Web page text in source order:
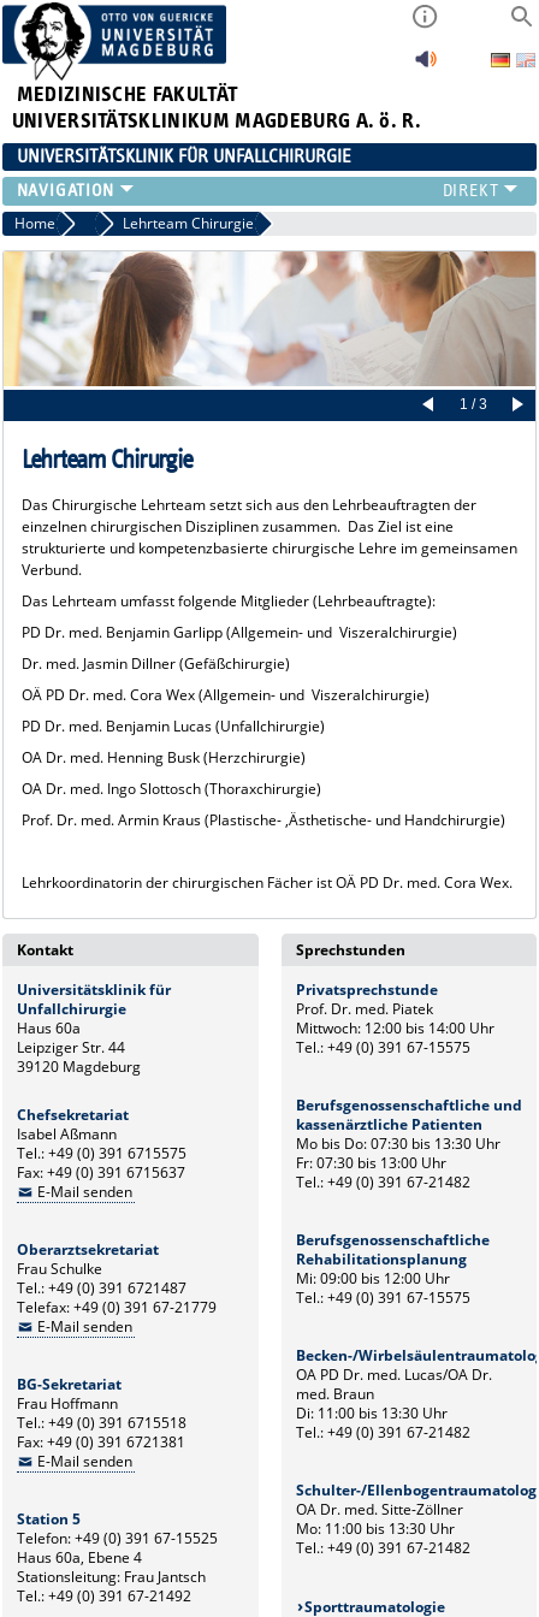
MEDIZINISCHE FAKULTÄT
UNIVERSITÄTSKLINIKUM MAGDEBURG A. ö. R.
UNIVERSITÄTSKLINIK FÜR UNFALLCHIRURGIE
KLINIK
PATIENTEN
ZUWEISER
LEHRE
WEITERBILDUNG
FORSCHUNG
Home Lehre Lehrteam Chirurgie
1 / 3
Lehrteam Chirurgie
Das Chirurgische Lehrteam setzt sich aus den Lehrbeauftragten der
einzelnen chirurgischen Disziplinen zusammen. Das Ziel ist eine
strukturierte und kompetenzbasierte chirurgische Lehre im gemeinsamen
Verbund.
Das Lehrteam umfasst folgende Mitglieder (Lehrbeauftragte):
PD Dr. med. Benjamin Garlipp (Allgemein- und Viszeralchirurgie)
Dr. med. Jasmin Dillner (Gefäßchirurgie)
OÄ PD Dr. med. Cora Wex (Allgemein- und Viszeralchirurgie)
PD Dr. med. Benjamin Lucas (Unfallchirurgie)
OA Dr. med. Henning Busk (Herzchirurgie)
OA Dr. med. Ingo Slottosch (Thoraxchirurgie)
Prof. Dr. med. Armin Kraus (Plastische- ,Ästhetische- und Handchirurgie)
Lehrkoordinatorin der chirurgischen Fächer ist OÄ PD Dr. med. Cora Wex.
Kontakt
Universitätsklinik für
Unfallchirurgie
Haus 60a
Leipziger Str. 44
39120 Magdeburg
Chefsekretariat
Isabel Aßmann
Tel.: +49 (0) 391 6715575
Fax: +49 (0) 391 6715637
E-Mail senden
Oberarztsekretariat
Frau Schulke
Tel.: +49 (0) 391 6721487
Telefax: +49 (0) 391 67-21779
E-Mail senden
BG-Sekretariat
Frau Hoffmann
Tel.: +49 (0) 391 6715518
Fax: +49 (0) 391 6721381
E-Mail senden
Station 5
Telefon: +49 (0) 391 67-15525
Haus 60a, Ebene 4
Stationsleitung: Frau Jantsch
Tel.: +49 (0) 391 67-21492
Sprechstunden
Privatsprechstunde
Prof. Dr. med. Piatek
Mittwoch: 12:00 bis 14:00 Uhr
Tel.: +49 (0) 391 67-15575
Berufsgenossenschaftliche und
kassenärztliche Patienten
Mo bis Do: 07:30 bis 13:30 Uhr
Fr: 07:30 bis 13:00 Uhr
Tel.: +49 (0) 391 67-21482
Berufsgenossenschaftliche
Rehabilitationsplanung
Mi: 09:00 bis 12:00 Uhr
Tel.: +49 (0) 391 67-15575
Becken-/
OA PD Dr. med. Lucas/OA Dr.
med. Braun
Di: 11:00 bis 13:30 Uhr
Tel.: +49 (0) 391 67-21482
Schulter-/
OA Dr. med. Sitte-Zöllner
Mo: 11:00 bis 13:30 Uhr
Tel.: +49 (0) 391 67-21482
Sporttraumatologie